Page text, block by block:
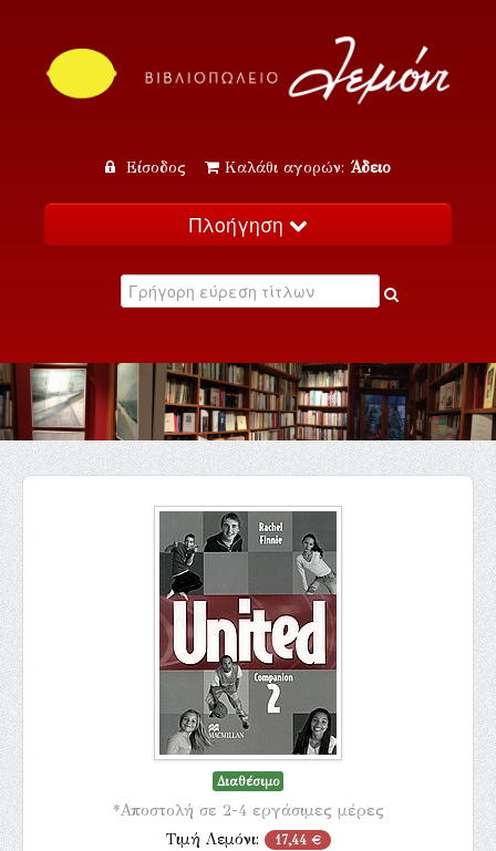
Είσοδος Καλάθι αγορών: Άδειο
Πλοήγηση
Κατάλογος
Εκδηλώσεις
Επικοινωνία
Διαθέσιμο
*Αποστολή σε 2-4 εργάσιμες μέρες
Τιμή Λεμόνι: 17,44 €